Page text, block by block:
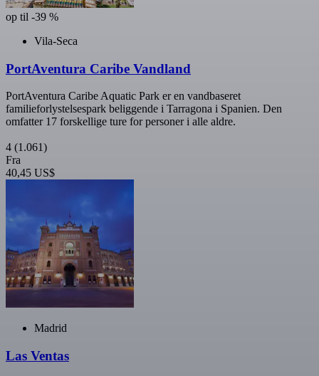
op til -39 %
Vila-Seca
PortAventura Caribe Vandland
PortAventura Caribe Aquatic Park er en vandbaseret
familieforlystelsespark beliggende i Tarragona i Spanien. Den
omfatter 17 forskellige ture for personer i alle aldre.
4 (1.061)
Fra
40,45 US$
Madrid
Las Ventas